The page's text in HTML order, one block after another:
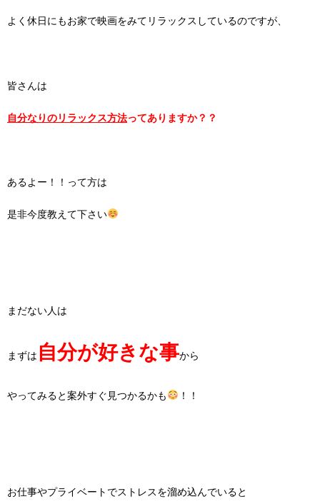
よく休日にもお家で映画をみてリラックスしているのですが、
皆さんは
自分なりのリラックス方法ってありますか？？
あるよー！！って方は
是非今度教えて下さい
まだない人は
まずは 自分が好きな事から
やってみると案外すぐ見つかるかも ！！
お仕事やプライベートでストレスを溜め込んでいると